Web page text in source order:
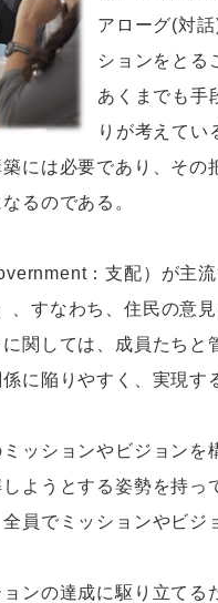
アローグ(対
ションをとる
あくまでも手
りが考えてい
には必要であり、そ
るのである。
：支配）が主
すなわち、住民の意
関しては、成員たち
に陥りやすく、実現す
ッションやビジョンを
ようとする姿勢を持
員でミッションやビ
ンの達成に駆り立てる